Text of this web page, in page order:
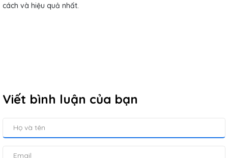
cách và hiệu quả nhất.
Viết bình luận của bạn